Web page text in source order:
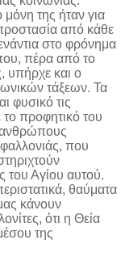
της ήταν για
προστασία από κάθε
στο φρόνημα
πέρα από το
υπήρχε και ο
τάξεων. Τα
φυσικό τις
το προφητικό του
ανθρώπους
που
του Αγίου αυτού.
θαύματα
κάνουν
ότι η Θεία
της